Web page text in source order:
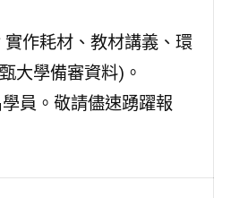
作耗材、教材講義、環
大學備審資料)。
員。敬請儘速踴躍報